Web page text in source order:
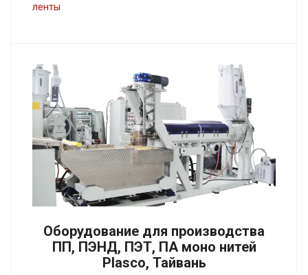
ленты
Оборудование для производства
ПП, ПЭНД, ПЭТ, ПА моно нитей
Plasco, Тайвань